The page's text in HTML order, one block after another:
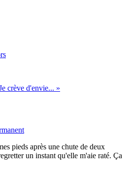
crève d'envie... »
pieds après une chute de deux
un instant qu'elle m'aie raté. Ça